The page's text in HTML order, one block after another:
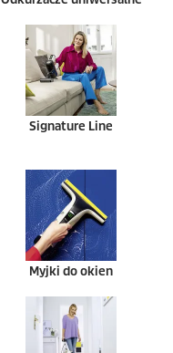
Signature Line
Myjki do okien